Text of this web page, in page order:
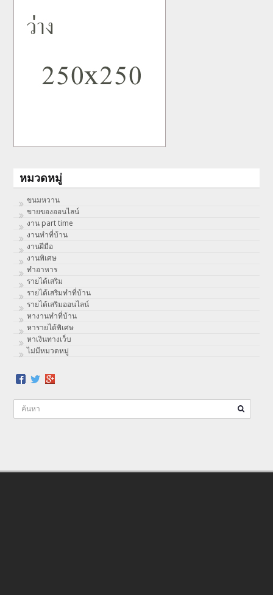
หมวดหมู่
ขนมหวาน
ขายของออนไลน์
งาน part time
งานทําที่บ้าน
งานฝีมือ
งานพิเศษ
ทําอาหาร
รายได้เสริม
รายได้เสริมทำที่บ้าน
รายได้เสริมออนไลน์
หางานทำที่บ้าน
หารายได้พิเศษ
หาเงินทางเว็บ
ไม่มีหมวดหมู่